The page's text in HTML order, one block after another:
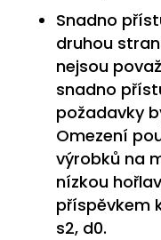
Snadno
druhou
nejsou
snadno
požadavky
Omezení
výrobků na
nízkou
příspěvkem
s2, d0.